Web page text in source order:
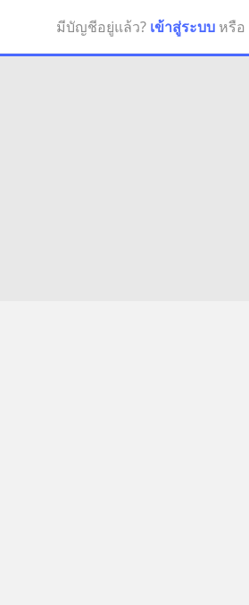
มีบัญชีอยู่แล้ว? เข้าสู่ระบบ หรือ